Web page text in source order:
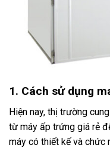
1. Cách sử dụng
Hiện nay, thị trường
từ máy ấp trứng giá rẻ
máy có thiết kế và chức